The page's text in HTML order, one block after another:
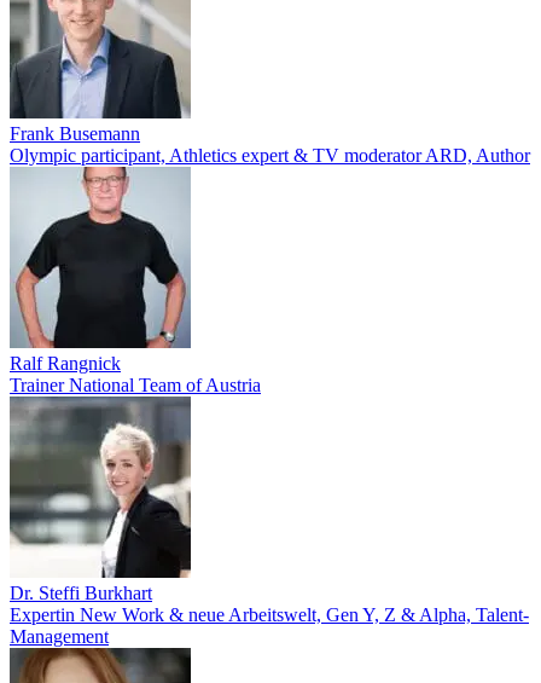
Frank Busemann
Olympic participant, Athletics expert & TV moderator ARD, Author
Ralf Rangnick
Trainer National Team of Austria
Dr. Steffi Burkhart
Expertin New Work & neue Arbeitswelt, Gen Y, Z & Alpha, Talent-
Management